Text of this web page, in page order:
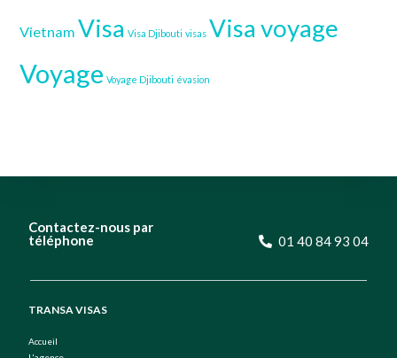
Vietnam Visa Visa Djibouti visas Visa voyage
Voyage Voyage Djibouti évasion
Contactez-nous par
téléphone
01 40 84 93 04
TRANSA VISAS
Accueil